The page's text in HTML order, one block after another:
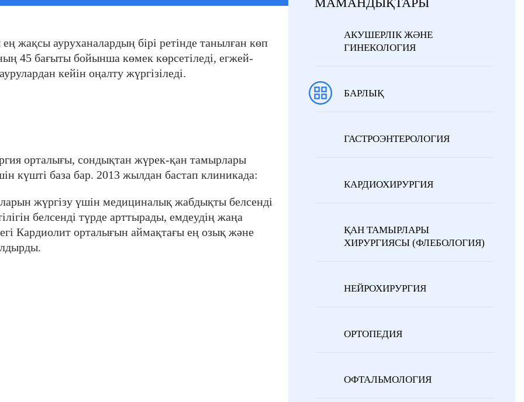
жақсы ауруханалардың бірі ретінде танылған көп
45 бағыты бойынша көмек көрсетіледі, егжей-
кейін оңалту жүргізіледі.
орталығы, сондықтан жүрек-қан тамырлары
күшті база бар. 2013 жылдан бастап клиникада:
жүргізу үшін медициналық жабдықты белсенді
белсенді түрде арттырады, емдеудің жаңа
Кардиолит орталығын аймақтағы ең озық және
АКУШЕРЛІК ЖӘНЕ
ГИНЕКОЛОГИЯ
БАРЛЫҚ
ГАСТРОЭНТЕРОЛОГИЯ
КАРДИОХИРУРГИЯ
ҚАН ТАМЫРЛАРЫ
ХИРУРГИЯСЫ (ФЛЕБОЛОГИЯ)
НЕЙРОХИРУРГИЯ
ОРТОПЕДИЯ
ОФТАЛЬМОЛОГИЯ